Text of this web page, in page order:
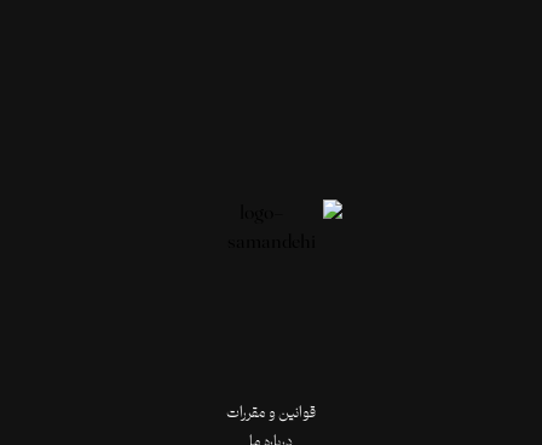
قوانین و مقررات